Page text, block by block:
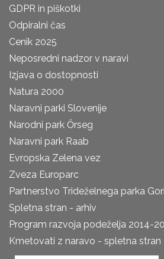
GDPR in piškotki
Odpiralni čas
Cenik 2025
Neposredni nadzor v naravi
Izjava o dostopnosti
Natura 2000
Naravni parki Slovenije
Narodni park Őrseg
Naravni park Raab
Evropska Zelena vez
Zveza Europarc
Partnerstvo Trideželnega parka
Spletna stran - arhiv
Program razvoja podeželja 2014-
Kmetovati z naravo - spletna stran